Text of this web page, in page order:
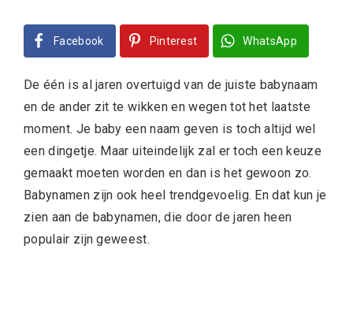
Facebook Pinterest WhatsApp
De één is al jaren overtuigd van de juiste babynaam
en de ander zit te wikken en wegen tot het laatste
moment. Je baby een naam geven is toch altijd wel
een dingetje. Maar uiteindelijk zal er toch een keuze
gemaakt moeten worden en dan is het gewoon zo.
Babynamen zijn ook heel trendgevoelig. En dat kun je
zien aan de babynamen, die door de jaren heen
populair zijn geweest.